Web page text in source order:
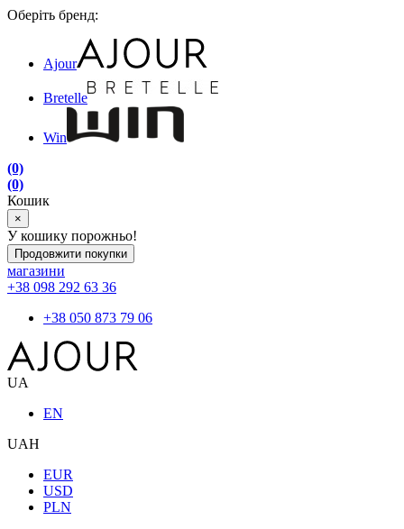
Оберіть бренд:
Ajour
Bretelle
Win
(0)
(0)
Кошик
×
У кошику порожньо!
Продовжити покупки
магазини
+38 098 292 63 36
+38 050 873 79 06
UA
EN
UAH
EUR
USD
PLN